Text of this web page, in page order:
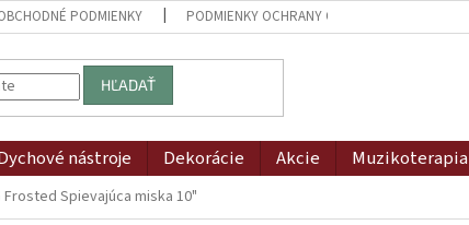
PODMIENKY PODMIENKY OCHRANY OSOBNÝCH ÚDAJOV
HĽADAŤ
nástroje Dekorácie Akcie Muzikoterapia
Frosted Spievajúca miska 10"